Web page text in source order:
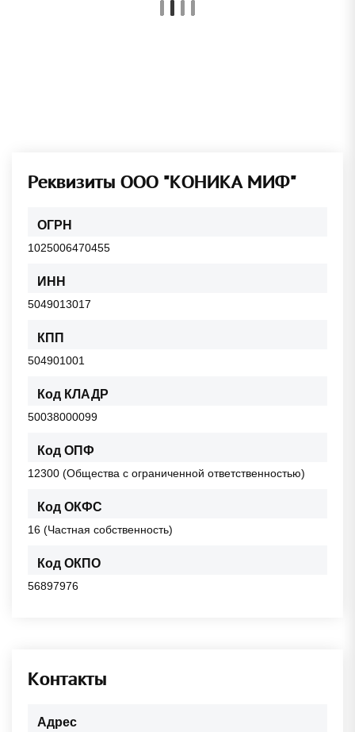
Реквизиты ООО "КОНИКА МИФ"
ОГРН
1025006470455
ИНН
5049013017
КПП
504901001
Код КЛАДР
50038000099
Код ОПФ
12300 (Общества с ограниченной ответственностью)
Код ОКФС
16 (Частная собственность)
Код ОКПО
56897976
Контакты
Адрес